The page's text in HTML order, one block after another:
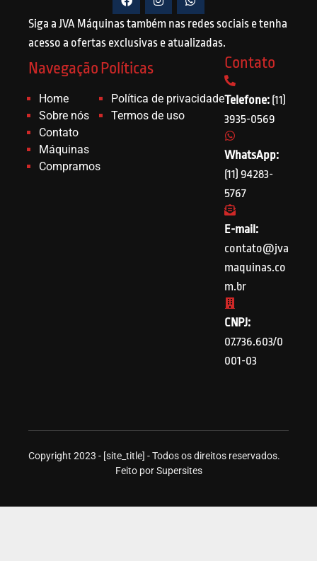
Siga a JVA Máquinas também nas redes sociais e tenha
acesso a ofertas exclusivas e atualizadas.
Navegação
Home
Sobre nós
Contato
Máquinas
Compramos
Políticas
Política de privacidade
Termos de uso
Contato
Telefone: (11)
3935-0569
WhatsApp:
(11) 94283-
5767
E-mail:
contato@jva
maquinas.co
m.br
CNPJ:
07.736.603/0
001-03
Copyright 2023 - [site_title] - Todos os direitos reservados.
Feito por Supersites